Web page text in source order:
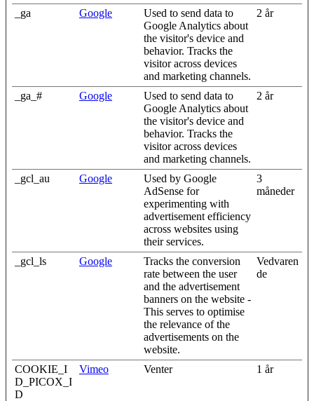
_ga Google
Used to send data to
Google Analytics about
the visitor's device and
behavior. Tracks the
visitor across devices
and marketing channels.
2 år
_ga_# Google
Used to send data to
Google Analytics about
the visitor's device and
behavior. Tracks the
visitor across devices
and marketing channels.
2 år
_gcl_au Google
Used by Google
AdSense for
experimenting with
advertisement efficiency
across websites using
their services.
3
måneder
_gcl_ls Google
Tracks the conversion
rate between the user
and the advertisement
banners on the website -
This serves to optimise
the relevance of the
advertisements on the
website.
Vedvaren
de
COOKIE_I
D_PICOX_I
D
Vimeo Venter 1 år